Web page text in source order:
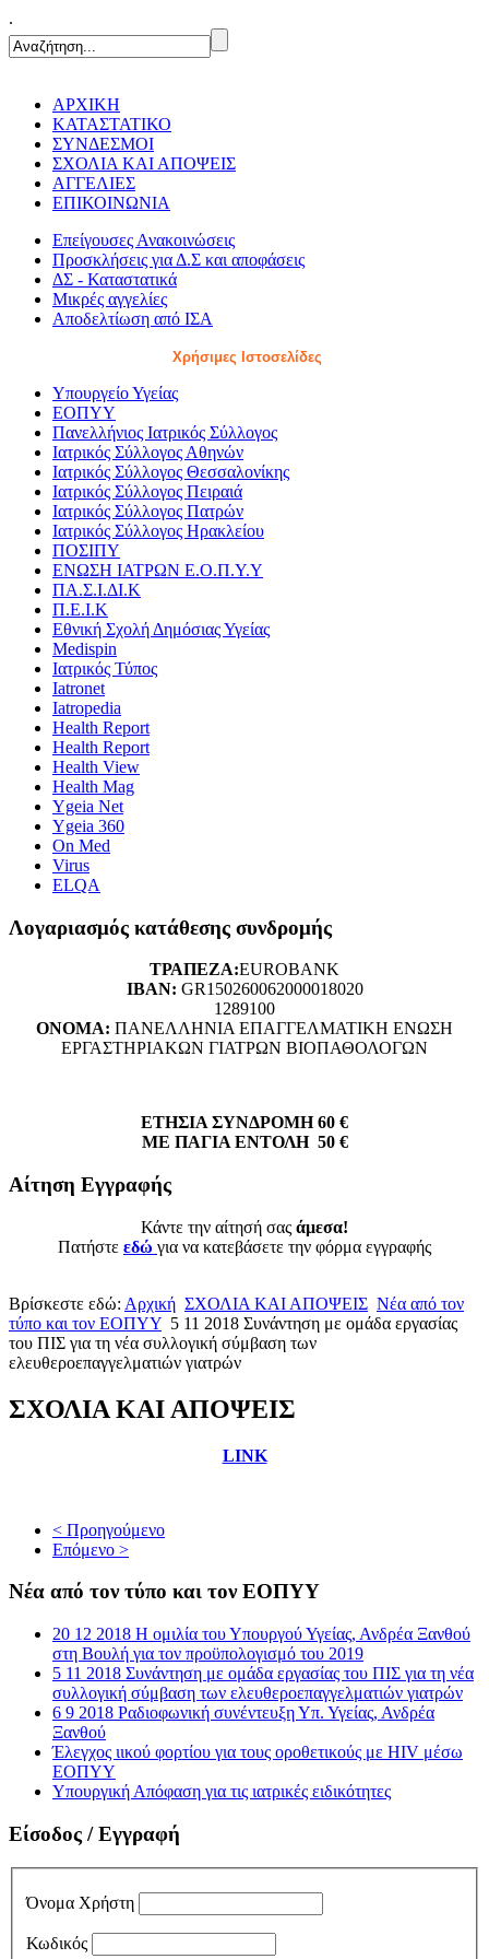
.
ΑΡΧΙΚΗ
ΚΑΤΑΣΤΑΤΙΚΟ
ΣΥΝΔΕΣΜΟΙ
ΣΧΟΛΙΑ ΚΑΙ ΑΠΟΨΕΙΣ
ΑΓΓΕΛΙΕΣ
ΕΠΙΚΟΙΝΩΝΙΑ
Επείγουσες Ανακοινώσεις
Προσκλήσεις για Δ.Σ και αποφάσεις
ΔΣ - Καταστατικά
Μικρές αγγελίες
Αποδελτίωση από ΙΣΑ
Χρήσιμες Ιστοσελίδες
Υπουργείο Υγείας
ΕΟΠΥΥ
Πανελλήνιος Ιατρικός Σύλλογος
Ιατρικός Σύλλογος Αθηνών
Ιατρικός Σύλλογος Θεσσαλονίκης
Ιατρικός Σύλλογος Πειραιά
Ιατρικός Σύλλογος Πατρών
Ιατρικός Σύλλογος Ηρακλείου
ΠΟΣΙΠΥ
ΕΝΩΣΗ ΙΑΤΡΩΝ Ε.Ο.Π.Υ.Υ
ΠΑ.Σ.Ι.ΔΙ.Κ
Π.Ε.Ι.Κ
Εθνική Σχολή Δημόσιας Υγείας
Medispin
Ιατρικός Τύπος
Iatronet
Iatropedia
Health Report
Health Report
Health View
Health Mag
Ygeia Net
Ygeia 360
On Med
Virus
ELQA
Λογαριασμός κατάθεσης συνδρομής
ΤΡΑΠΕΖΑ:EUROBANK
ΙΒΑΝ: GR150260062000018020
1289100
ΟΝΟΜΑ: ΠΑΝΕΛΛΗΝΙΑ ΕΠΑΓΓΕΛΜΑΤΙΚΗ ΕΝΩΣΗ
ΕΡΓΑΣΤΗΡΙΑΚΩΝ ΓΙΑΤΡΩΝ ΒΙΟΠΑΘΟΛΟΓΩΝ
ΕΤΗΣΙΑ ΣΥΝΔΡΟΜΗ 60 €
ΜΕ ΠΑΓΙΑ ΕΝΤΟΛΗ 50 €
Αίτηση Εγγραφής
Κάντε την αίτησή σας άμεσα!
Πατήστε εδώ για να κατεβάσετε την φόρμα εγγραφής
Βρίσκεστε εδώ: Αρχική ΣΧΟΛΙΑ ΚΑΙ ΑΠΟΨΕΙΣ Νέα από τον
τύπο και τον ΕΟΠΥΥ 5 11 2018 Συνάντηση με ομάδα εργασίας
του ΠΙΣ για τη νέα συλλογική σύμβαση των
ελευθεροεπαγγελματιών γιατρών
ΣΧΟΛΙΑ ΚΑΙ ΑΠΟΨΕΙΣ
LINK
< Προηγούμενο
Επόμενο >
Νέα από τον τύπο και τον ΕΟΠΥΥ
20 12 2018 Η ομιλία του Υπουργού Υγείας, Ανδρέα Ξανθού
στη Βουλή για τον προϋπολογισμό του 2019
5 11 2018 Συνάντηση με ομάδα εργασίας του ΠΙΣ για τη νέα
συλλογική σύμβαση των ελευθεροεπαγγελματιών γιατρών
6 9 2018 Ραδιοφωνική συνέντευξη Υπ. Υγείας, Ανδρέα
Ξανθού
Έλεγχος ιικού φορτίου για τους οροθετικούς με HIV μέσω
ΕΟΠΥΥ
Υπουργική Απόφαση για τις ιατρικές ειδικότητες
Είσοδος / Εγγραφή
Όνομα Χρήστη
Κωδικός